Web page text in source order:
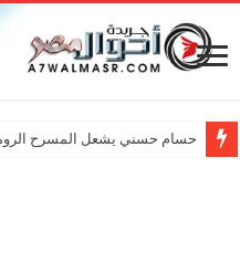
حسام حسني يشعل المسرح